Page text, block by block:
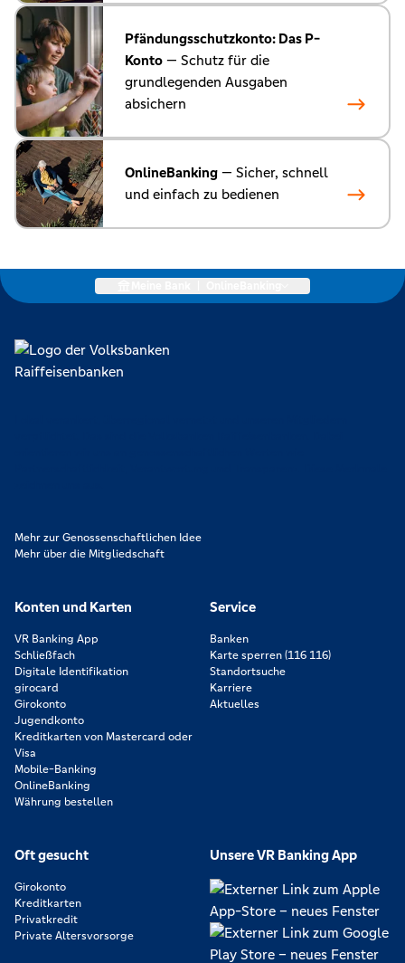
Pfändungsschutzkonto: Das P-
Konto — Schutz für die
grundlegenden Ausgaben
absichern
OnlineBanking — Sicher, schnell
und einfach zu bedienen
Mehr zur Genossenschaftlichen Idee
Mehr über die Mitgliedschaft
Konten und Karten
VR Banking App
Schließfach
Digitale Identifikation
girocard
Girokonto
Jugendkonto
Kreditkarten von Mastercard oder
Visa
Mobile-Banking
OnlineBanking
Währung bestellen
Service
Banken
Karte sperren (116 116)
Standortsuche
Karriere
Aktuelles
Oft gesucht
Girokonto
Kreditkarten
Privatkredit
Private Altersvorsorge
Unsere VR Banking App